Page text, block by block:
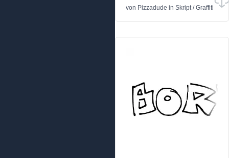
von Pizzadude in Skript/Graffiti